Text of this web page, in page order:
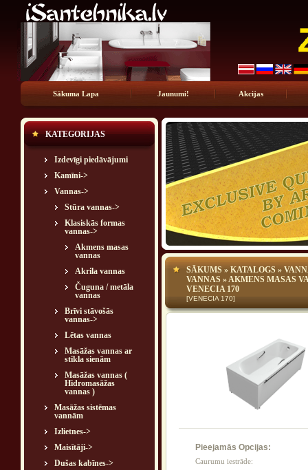
Sākuma Lapa Jaunumi! Akcijas
KATEGORIJAS
Izdevīgi piedāvājumi
Kamīni->
Vannas->
Stūra vannas->
Klasiskās formas
vannas->
Akmens masas
vannas
Akrila vannas
Čuguna / metāla
vannas
Brīvi stāvošās
vannas->
Lētas vannas
Masāžas vannas ar
stikla sienām
Masāžas vannas (
Hidromasāžas
vannas )
Masāžas sistēmas
vannām
Izlietnes->
Maisītāji->
Dušas kabīnes->
SĀKUMS » KATALOGS »
VANNAS »AKMENS MASAS
VENECIA 170
[VENECIA 170]
Pieejamās Opcijas:
Caurumu iestrāde: